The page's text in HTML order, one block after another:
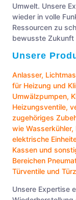
Umwelt. Unsere
wieder in volle
Ressourcen zu
bewusste Zukunft
Unsere
Anlasser,
für Heizung und
Umwälzpumpen,
Heizungsventile,
zugehöriges
wie Wasserkühler,
elektrische
Kassen und
Bereichen
Türventile und
Unsere Expertise